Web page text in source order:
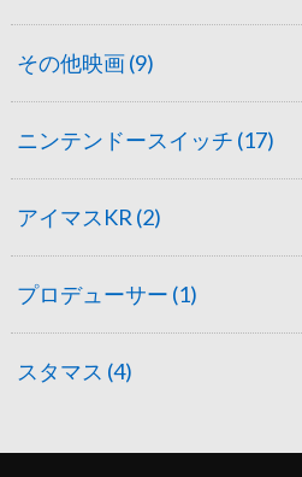
その他映画(9)
ニンテンドースイッチ (17)
アイマスKR (2)
プロデューサー (1)
スタマス (4)